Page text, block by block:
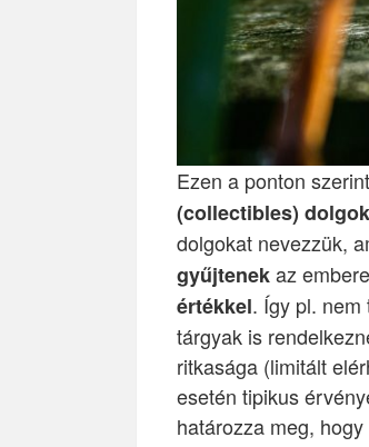
Ezen a ponton
(collectibles)
dolgokat nevezzük,
gyűjtenekaz
értékkel. Így pl.
tárgyak is
ritkasága (limitált
esetén tipikus
határozza meg,